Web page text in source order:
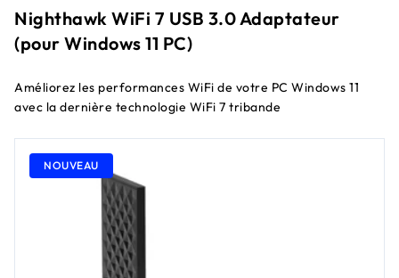
Nighthawk WiFi 7 USB 3.0 Adaptateur
(pour Windows 11 PC)
Améliorez les performances WiFi de votre PC Windows 11
avec la dernière technologie WiFi 7 tribande
NOUVEAU